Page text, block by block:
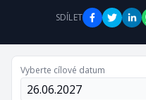
SDÍLET
Vyberte cílové datum